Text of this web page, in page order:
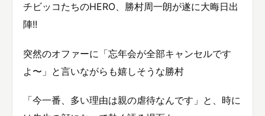
チビッコたちのHERO、勝村周一朗が遂に大晦日出
陣!!
突然のオファーに「忘年会が全部キャンセルです
よ〜」と言いながらも嬉しそうな勝村
「今一番、多い理由は親の虐待なんです」と、時に